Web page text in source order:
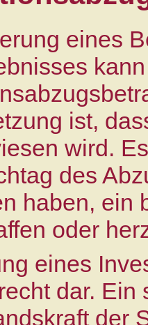
eines
ist,
wird.
des
haben, ein
oder
eines
dar. Ein
der